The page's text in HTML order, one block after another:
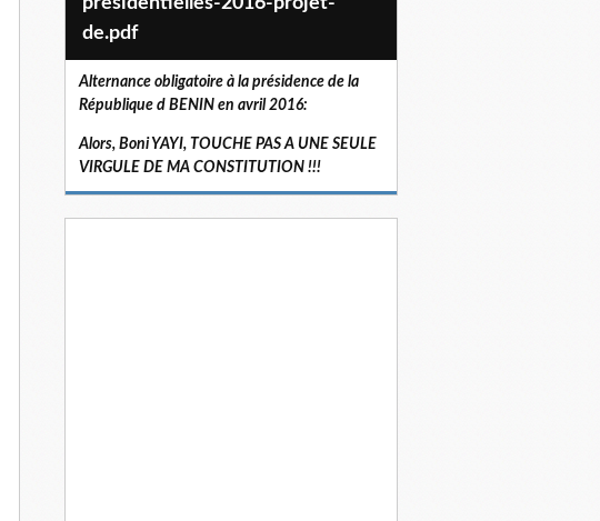
de.pdf
Alternance obligatoire à la présidence de la
République d BENIN en avril 2016:
Alors, Boni YAYI, TOUCHE PAS A UNE SEULE
VIRGULE DE MA CONSTITUTION !!!